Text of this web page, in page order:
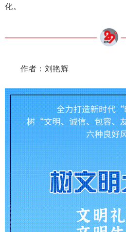
化。
作者：刘艳辉